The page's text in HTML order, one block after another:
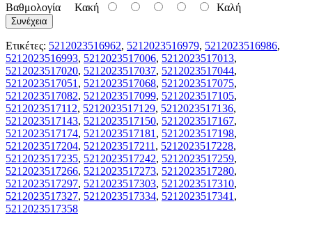
Βαθμολογία Κακή Καλή
Συνέχεια
Ετικέτες: 5212023516962, 5212023516979, 5212023516986,
5212023516993, 5212023517006, 5212023517013,
5212023517020, 5212023517037, 5212023517044,
5212023517051 , 5212023517068, 5212023517075,
5212023517082, 5212023517099, 5212023517105,
5212023517112, 5212023517129, 5212023517136,
5212023517143, 5212023517150, 5212023517167,
5212023517174, 5212023517181 , 5212023517198,
5212023517204, 5212023517211 , 5212023517228,
5212023517235, 5212023517242, 5212023517259,
5212023517266, 5212023517273, 5212023517280,
5212023517297, 5212023517303, 5212023517310,
5212023517327, 5212023517334, 5212023517341 ,
5212023517358